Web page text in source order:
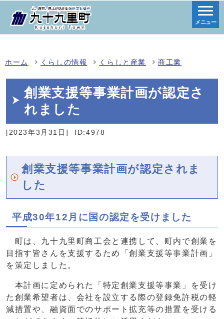
メニュー
ホーム くらしの情報 くらしと産業 商工業
創業支援等事業計画が認定さ
れました
[2023年3月31日] ID:4978
創業支援等事業計画が認定されま
した
平成30年12月に国の認定を受けました
町は、九十九里町商工会と連携して、町内で創業を
目指す皆さんを支援するため「創業支援等事業計画」
を策定しました。
本計画に定められた「特定創業支援等事業」を受け
た創業希望者は、会社を設立する際の登録免許税の軽
減措置や、融資面でのサポート拡充等の措置を受ける